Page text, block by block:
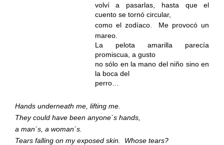
volví a pasarlas, hasta que el
cuento se tornó circular,
como el zodíaco.
Me provocó un
mareo.
La pelota amarilla parecía
promiscua, a gusto
no sólo en la mano del niño sino en
la boca del
perro…
Hands underneath me, lifting me.
They could have been anyone´s hands,
a man´s, a woman´s.
Tears falling on my exposed skin.
Whose tears?